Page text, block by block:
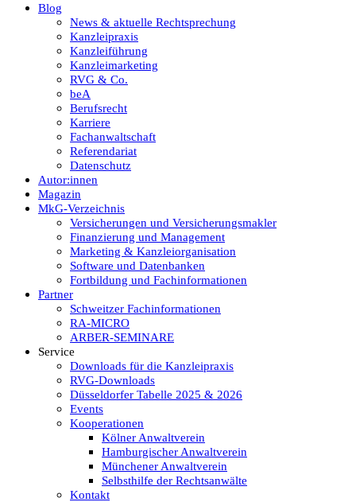
Blog
News & aktuelle Rechtsprechung
Kanzleipraxis
Kanzleiführung
Kanzleimarketing
RVG & Co.
beA
Berufsrecht
Karriere
Fachanwaltschaft
Referendariat
Datenschutz
Autor:innen
Magazin
MkG-Verzeichnis
Versicherungen und Versicherungsmakler
Finanzierung und Management
Marketing & Kanzleiorganisation
Software und Datenbanken
Fortbildung und Fachinformationen
Partner
Schweitzer Fachinformationen
RA-MICRO
ARBER-SEMINARE
Service
Downloads für die Kanzleipraxis
RVG-Downloads
Düsseldorfer Tabelle 2025 & 2026
Events
Kooperationen
Kölner Anwaltverein
Hamburgischer Anwaltverein
Münchener Anwaltverein
Selbsthilfe der Rechtsanwälte
Kontakt